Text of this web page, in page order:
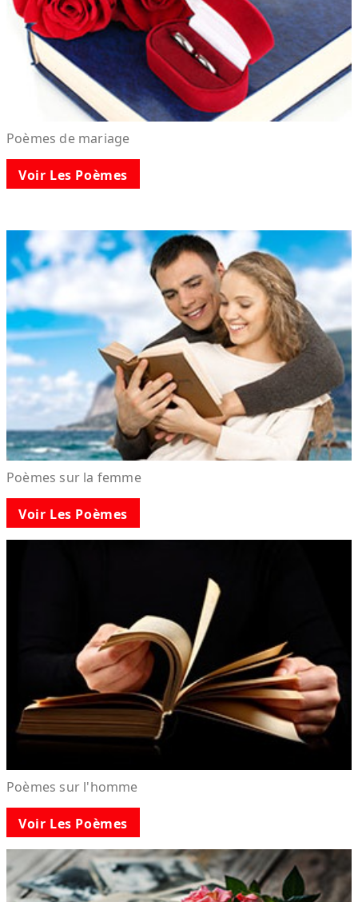
Poèmes de mariage
Voir Les Poèmes
Poèmes sur la femme
Voir Les Poèmes
Poèmes sur l'homme
Voir Les Poèmes